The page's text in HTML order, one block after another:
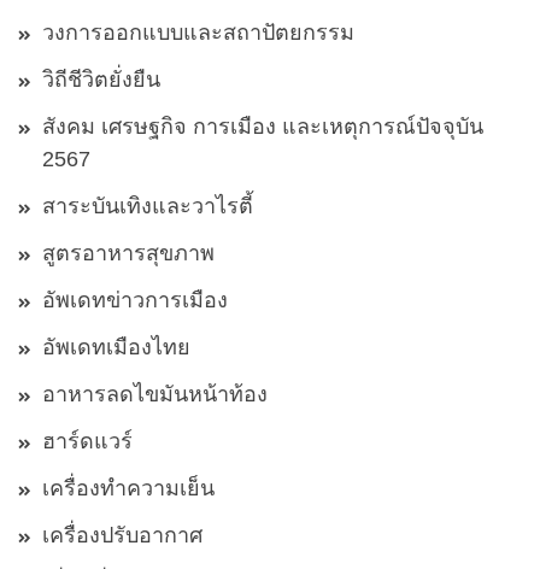
วงการออกแบบและสถาปัตยกรรม
วิถีชีวิตยั่งยืน
สังคม เศรษฐกิจ การเมือง และเหตุการณ์ปัจจุบัน
2567
สาระบันเทิงและวาไรตี้
สูตรอาหารสุขภาพ
อัพเดทข่าวการเมือง
อัพเดทเมืองไทย
อาหารลดไขมันหน้าท้อง
ฮาร์ดแวร์
เครื่องทำความเย็น
เครื่องปรับอากาศ